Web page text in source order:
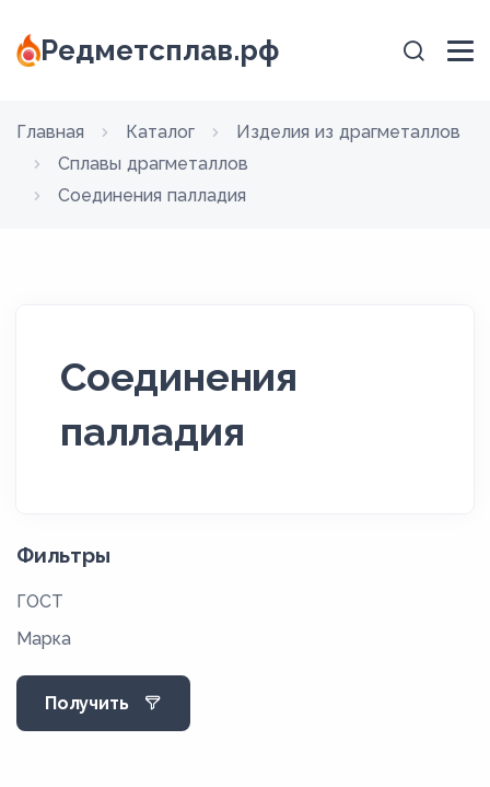
Редметсплав.рф
Главная Каталог
Изделия из драгметаллов
Сплавы драгметаллов
Соединения палладия
Соединения
палладия
Фильтры
ГОСТ
Марка
Получить